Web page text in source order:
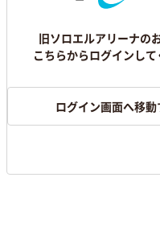
旧ソロエルアリーナの
こちらからログインして
ログイン画面へ移動